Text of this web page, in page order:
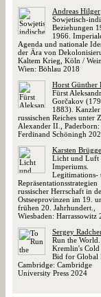
Andreas Hilger
Sowjetisch-
Beziehungen
1966.
Agenda und nationale
der Ära von
Kaltem Krieg, Köln /
Wien: Böhlau 2018
Horst Günther
Fürst
Gorčakov
1883). Kanzler
russischen Reiches unter
Alexander II.,
Ferdinand Schöningh
Karsten
Licht und Luft
Imperiums.
Legitimations-
Repräsentationsstrategien
russischer Herrschaft in
Ostseeprovinzen im 19.
frühen 20. Jahrhundert.,
Wiesbaden: Harrassowitz
Sergey
Run the
Kremlin's Cold
Bid for Global
Cambridge: Cambridge
University Press 2024